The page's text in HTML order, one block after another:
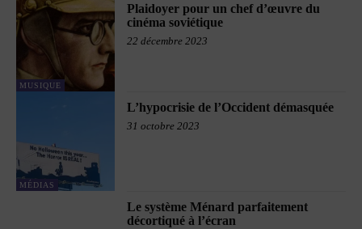
MUSIQUE
Plaidoyer pour un chef d’œuvre du
cinéma soviétique
22 décembre 2023
MÉDIAS
L’hypocrisie de l’Occident démasquée
31 octobre 2023
Le système Ménard parfaitement
décortiqué à l’écran